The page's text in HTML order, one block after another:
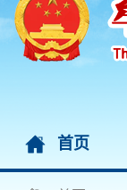
首页